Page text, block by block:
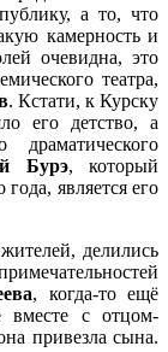
а то, что
камерность и
очевидна, это
театра,
. Кстати, к Курску
его детство, а
драматического
Бурэ, который
года, является его
делились
, когда-то ещё
вместе с отцом-
привезла сына.